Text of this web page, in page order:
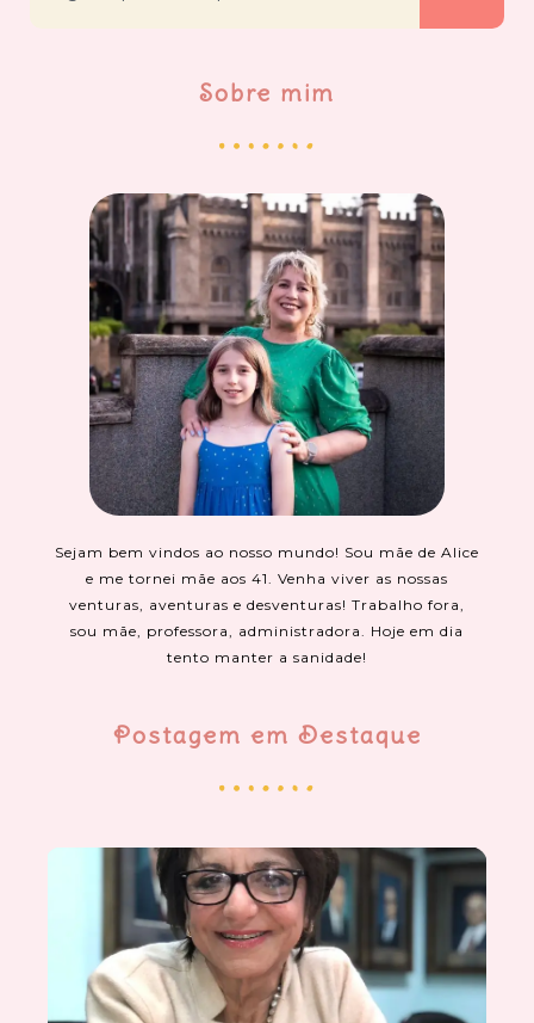
Sobre mim
Sejam bem vindos ao nosso mundo! Sou mãe de Alice
e me tornei mãe aos 41. Venha viver as nossas
venturas, aventuras e desventuras! Trabalho fora,
sou mãe, professora, administradora. Hoje em dia
tento manter a sanidade!
Postagem em Destaque